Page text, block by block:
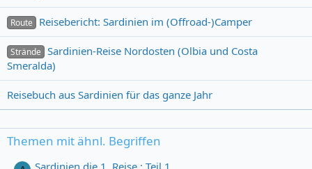
Route Reisebericht: Sardinien im (Offroad-)Camper
Strände
Sardinien-Reise Nordosten (Olbia und Costa
Smeralda)
Reisebuch aus Sardinien für das ganze Jahr
Themen mit ähnl. Begriffen